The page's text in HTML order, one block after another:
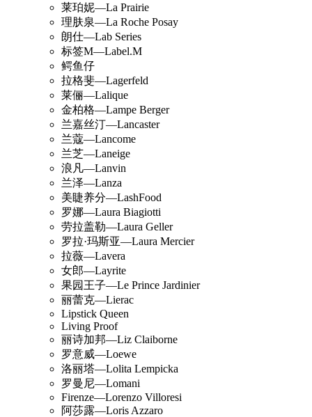
莱珀妮—La Prairie
理肤泉—La Roche Posay
朗仕—Lab Series
标签M—Label.M
鳄鱼仔
拉格斐—Lagerfeld
莱俪—Lalique
金柏格—Lampe Berger
兰嘉丝汀—Lancaster
兰蔻—Lancome
兰芝—Laneige
浪凡—Lanvin
兰泽—Lanza
美睫养分—LashFood
罗娜—Laura Biagiotti
劳拉盖勒—Laura Geller
罗拉·玛斯亚—Laura Mercier
拉薇—Lavera
女郎—Layrite
果园王子—Le Prince Jardinier
丽蕾克—Lierac
Lipstick Queen
Living Proof
丽诗加邦—Liz Claiborne
罗意威—Loewe
洛丽塔—Lolita Lempicka
罗曼尼—Lomani
Firenze—Lorenzo Villoresi
阿莎露—Loris Azzaro